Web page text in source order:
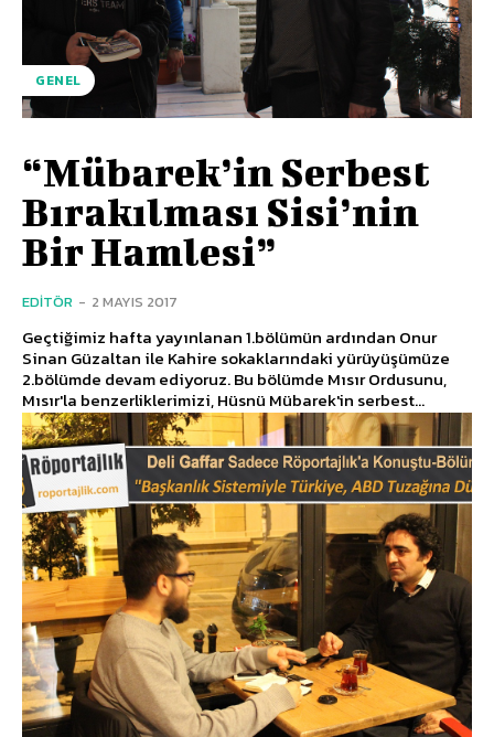
GENEL
“Mübarek’in Serbest
Bırakılması Sisi’nin
Bir Hamlesi”
EDITÖR - 2 MAYIS 2017
Geçtiğimiz hafta yayınlanan 1.bölümün ardından Onur
Sinan Güzaltan ile Kahire sokaklarındaki yürüyüşümüze
2.bölümde devam ediyoruz. Bu bölümde Mısır Ordusunu,
Mısır'la benzerliklerimizi, Hüsnü Mübarek'in serbest...